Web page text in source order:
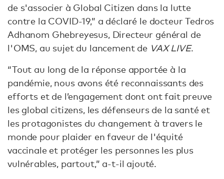
de s'associer à Global Citizen dans la lutte
contre la COVID-19,” a déclaré le docteur Tedros
Adhanom Ghebreyesus, Directeur général de
l'OMS, au sujet du lancement de VAX LIVE.
“Tout au long de la réponse apportée à la
pandémie, nous avons été reconnaissants des
efforts et de l’engagement dont ont fait preuve
les global citizens, les défenseurs de la santé et
les protagonistes du changement à travers le
monde pour plaider en faveur de l'équité
vaccinale et protéger les personnes les plus
vulnérables, partout,” a-t-il ajouté.